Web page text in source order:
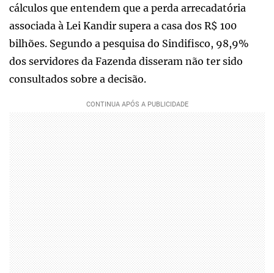
cálculos que entendem que a perda arrecadatória
associada à Lei Kandir supera a casa dos R$ 100
bilhões. Segundo a pesquisa do Sindifisco, 98,9%
dos servidores da Fazenda disseram não ter sido
consultados sobre a decisão.